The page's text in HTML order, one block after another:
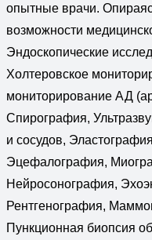
опытные врачи.
возможности
Эндоскопические
Холтеровское
мониторирование АД
Спирография,
и сосудов,
Эцефалография,
Нейросонография,
Рентгенография,
Пункционная биопсия